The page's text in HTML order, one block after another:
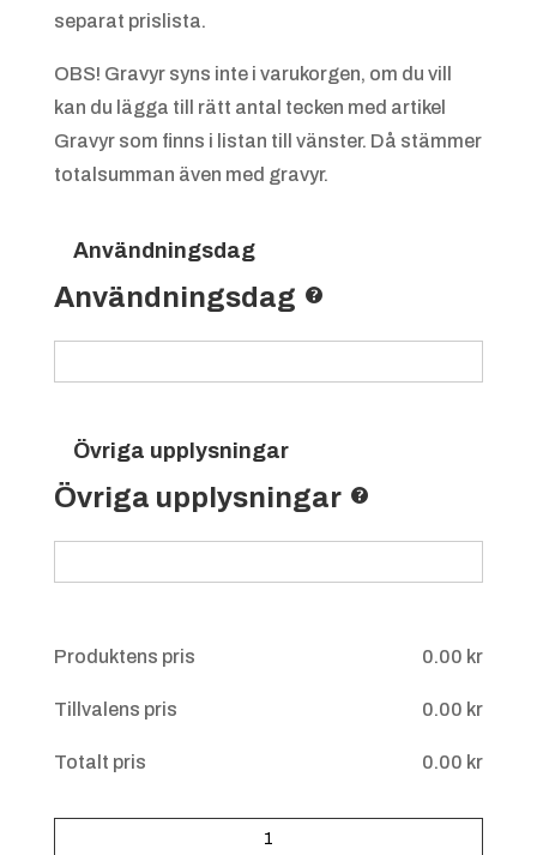
separat prislista.
OBS! Gravyr syns inte i varukorgen, om du vill
kan du lägga till rätt antal tecken med artikel
Gravyr som finns i listan till vänster. Då stämmer
totalsumman även med gravyr.
Användningsdag
Användningsdag
Övriga upplysningar
Övriga upplysningar
Produktens pris 0.00 kr
Tillvalens pris 0.00 kr
Totalt pris 0.00 kr